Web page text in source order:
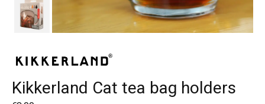
Kikkerland Cat tea bag holders